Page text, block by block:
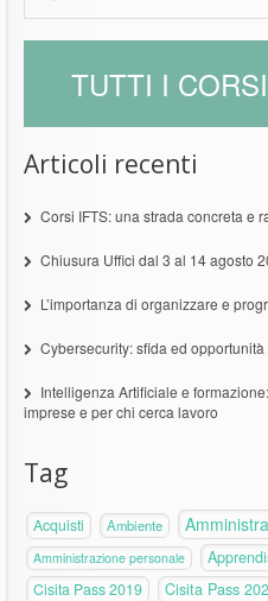
TUTTI I
Articoli recenti
Corsi IFTS: una strada concreta e
Chiusura Uffici dal 3 al 14 agosto
L’importanza di organizzare e
Cybersecurity: sfida ed
Intelligenza Artificiale e
imprese e per chi cerca lavoro
Tag
Acquisti Ambiente
Amministrazione personale
Cisita Pass 2019
Cisita Pass